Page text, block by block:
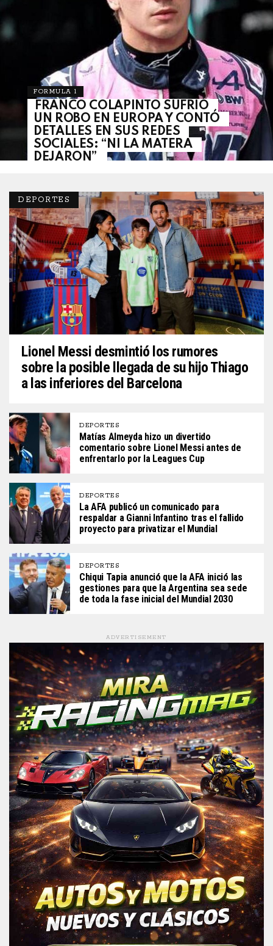
FORMULA 1
FRANCO COLAPINTO SUFRIÓ
UN ROBO EN EUROPA Y CONTÓ
DETALLES EN SUS REDES
SOCIALES: “NI LA MATERA
DEJARON”
DEPORTES
Lionel Messi desmintió los rumores
sobre la posible llegada de su hijo Thiago
a las inferiores del Barcelona
DEPORTES
Matías Almeyda hizo un divertido
comentario sobre Lionel Messi antes de
enfrentarlo por la Leagues Cup
DEPORTES
La AFA publicó un comunicado para
respaldar a Gianni Infantino tras el fallido
proyecto para privatizar el Mundial
DEPORTES
Chiqui Tapia anunció que la AFA inició las
gestiones para que la Argentina sea sede
de toda la fase inicial del Mundial 2030
ADVERTISEMENT